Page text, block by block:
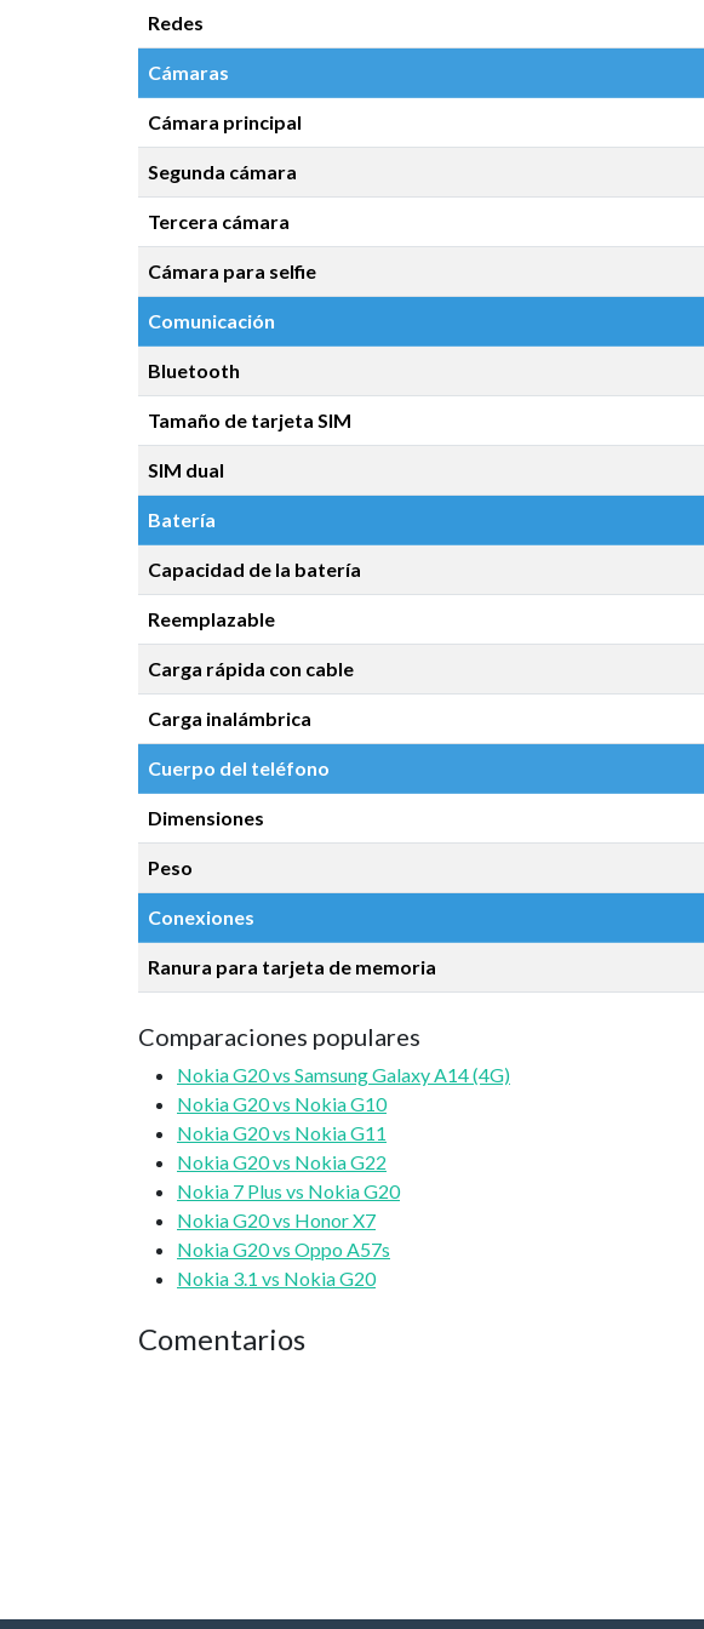
Redes
Cámaras
Cámara principal
Segunda cámara
Tercera cámara
Cámara para selfie
Comunicación
Bluetooth
Tamaño de tarjeta SIM
SIM dual
Batería
Capacidad de la batería
Reemplazable
Carga rápida con cable
Carga inalámbrica
Cuerpo del teléfono
Dimensiones
Peso
Conexiones
Ranura para tarjeta de memoria
Comparaciones populares
Nokia G20 vs Samsung Galaxy A14 (4G)
Nokia G20 vs Nokia G10
Nokia G20 vs Nokia G11
Nokia G20 vs Nokia G22
Nokia 7 Plus vs Nokia G20
Nokia G20 vs Honor X7
Nokia G20 vs Oppo A57s
Nokia 3.1 vs Nokia G20
Comentarios